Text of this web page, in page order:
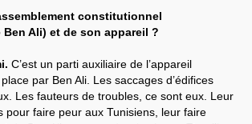
constitutionnel
Ali) et de son appareil ?
C’est un parti auxiliaire de l’appareil
par Ben Ali. Les saccages d’édifices
Les fauteurs de troubles, ce sont eux. Leur
pour faire peur aux Tunisiens, leur faire